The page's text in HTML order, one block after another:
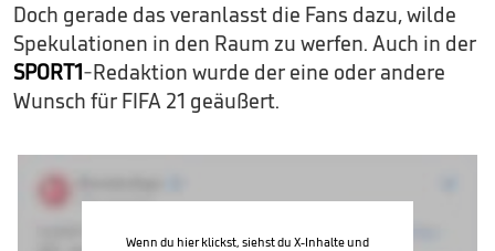
Doch gerade das veranlasst die Fans dazu, wilde
Spekulationen in den Raum zu werfen. Auch in der
SPORT1-Redaktion wurde der eine oder andere
Wunsch für FIFA 21 geäußert.
Wenn du hier klickst, siehst du X-Inhalte und